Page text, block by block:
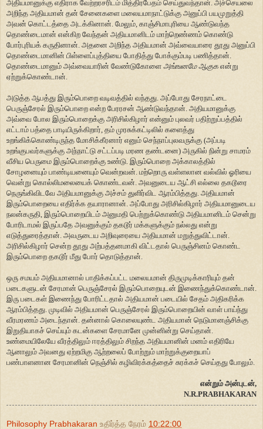
அதியமானுக்கு எதிராக வேற்றரசரிடம் மித்திரபேதம் செய்துவந்தான். அச்செயலை
அறிந்த அதியமான் தன் சேனைகளை மலையமாநாட்டுக்கு அனுப்பி பயமுறுத்தி
அவன் கொட்டத்தை அடக்கினான். மேலும், காஞ்சிமாபுரியை ஆண்டுவந்த
தொண்டைமான் என்கிற வேந்தன் அதியமானிடம் மாற்றெண்ணம் கொண்டு
போர்புரியக் கருதினான். அதனை அறிந்த அதியமான் அவ்வையாரை தூது அனுப்பி
தொண்டைமானின் பிள்ளைப்புத்தியை போதித்து போக்கும்படி பணித்தான்.
தொண்டைமானும் அவ்வையாரின் வேண்டுகோளை அங்ஙனமே ஆகுக என்று
ஏற்றுக்கொண்டான்.
அடுத்த ஆபத்து இரும்பொறை வடிவத்தில் வந்தது. அப்போது சேரநாட்டை
பெருஞ்சேரல் இரும்பொறை என்ற பேரரசன் ஆண்டுவந்தான். அதியமானுக்கு
அவ்வை போல இரும்பொறைக்கு அரிசில்கிழார் என்னும் புலவர் பதிற்றுப்பத்தில்
எட்டாம் பத்தை பாடியிருக்கிறார், தம் முரசுக்கட்டிலில் களைத்து
உறங்கிக்கொண்டிருந்த மோசிக்கீரனார் எனும் செந்நாப்புலவருக்கு (அப்படி
உறங்குபவர்களுக்கு அந்நாட்டு சட்டப்படி மரண தண்டனை) அருகில் நின்று சாமரம்
வீசிய பெருமை இரும்பொறைக்கு உண்டு. இரும்பொறை அக்காலத்தில்
சோழனையும் பாண்டியனையும் வென்றவன். மற்றொரு வள்ளலான வல்வில் ஓரியை
வென்று கொல்லிமலையைக் கொண்டவன். அவனுடைய ஆட்சி எல்லை தகடூரை
நெருங்கிவிடவே அதியமானுக்கு அச்சம் துளிர்விட ஆரம்பித்தது. அதியமான்
இரும்பொறையை எதிர்க்க தயாரானான். அப்போது அரிசில்கிழார் அதியமானுடைய
நலன்கருதி, இரும்பொறையிடம் அனுமதி பெற்றுக்கொண்டு அதியமானிடம் சென்று
போரிடாமல் இருப்பதே அவனுக்கும் தகடூர் மக்களுக்கும் நல்லது என்று
எடுத்துரைத்தான். அவருடைய அறிவுரையை அதியமான் மறுத்துவிட்டான்.
அரிசில்கிழார் சென்ற தூது அற்பத்தனமாகி விட்டதால் பெருஞ்சினம் கொண்ட
இரும்பொறை தகடூர் மீது போர் தொடுத்தான்.
ஒரு சமயம் அதியமானால் பாதிக்கப்பட்ட மலையமான் திருமுடிக்காரியும் தன்
படைகளுடன் சேரமான் பெருஞ்சேரல் இரும்பொறையுடன் இணைந்துக்கொண்டான்.
இரு படைகள் இணைந்து போரிட்டதால் அதியமான் படையில் சேதம் அதிகரிக்க
ஆரம்பித்தது. முடிவில் அதியமான் பெருஞ்சேரல் இரும்பொறையின் வாள் பாய்ந்து
வீரமரணம் அடைந்தான். தன்னால் கொலையுண்ட அதியமான் நெடுமானஞ்சிக்கு
இறுதியாகச் செய்யும் கடன்களை சேரமானே முன்னின்று செய்தான்.
உண்மையிலேயே வீரத்திலும் ஈரத்திலும் சிறந்த அதியமானின் மனம் எதிரியே
ஆனாலும் அவனது ஏற்றமிகு ஆற்றலைப் போற்றும் மாற்றுக்குறையாப்
பண்பாளனான சேரமானின் நெஞ்சில் கழிவிரக்கத்தைச் சுரக்கச் செய்தது போலும்.
என்றும் அன்புடன்,
N.R.PRABHAKARAN
Philosophy Prabhakaran உதிர்த்த நேரம் 10:22:00